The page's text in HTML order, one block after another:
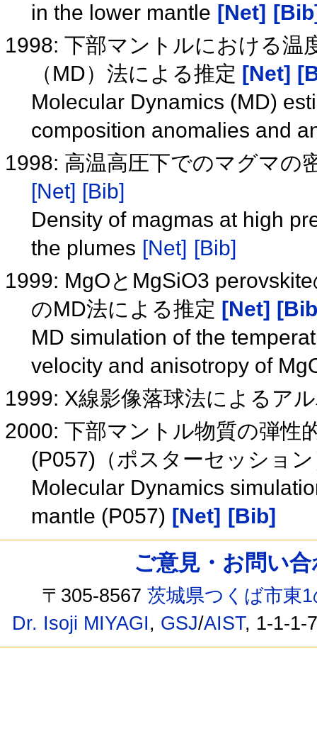
in the lower mantle [Net]
1998: 下部マントルにおける温
（MD）法による推定 [Net]
Molecular Dynamics (MD)
composition anomalies and
1998: 高温高圧下でのマグマの
[Net] [Bib]
Density of magmas at high
the plumes [Net] [Bib]
1999: MgOとMgSiO3
のMD法による推定 [Net]
MD simulation of the
velocity and anisotropy of
1999: X線影像落球法によるア
2000: 下部マントル物質の弾性
(P057)（ポスターセッショ
Molecular Dynamics
mantle (P057) [Net] [Bib]
ご意見・お問い
〒305-8567茨城県つくば市東
Dr. Isoji MIYAGI, GSJ/AIST, 1-1-1-